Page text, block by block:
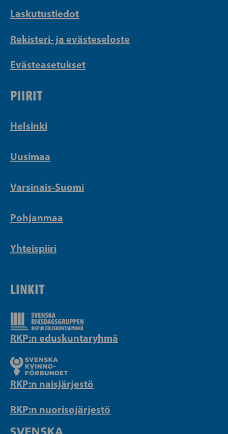
Laskutustiedot
Rekisteri- ja evästeseloste
Evästeasetukset
PIIRIT
Helsinki
Uusimaa
Varsinais-Suomi
Pohjanmaa
Yhteispiiri
LINKIT
RKP:n eduskuntaryhmä
RKP:n naisjärjestö
RKP:n nuorisojärjestö